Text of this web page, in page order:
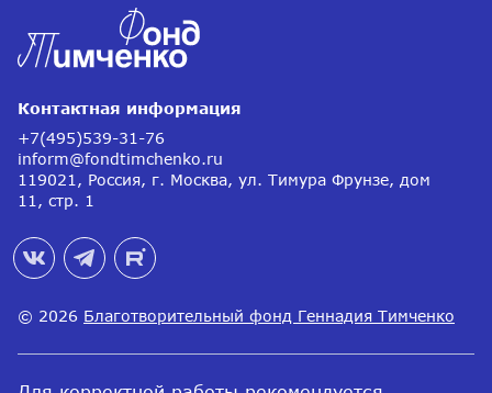
Контактная информация
+7(495)539-31-76
inform@fondtimchenko.ru
119021, Россия, г. Москва, ул. Тимура Фрунзе, дом
11, стр. 1
© 2026 Благотворительный фонд Геннадия Тимченко